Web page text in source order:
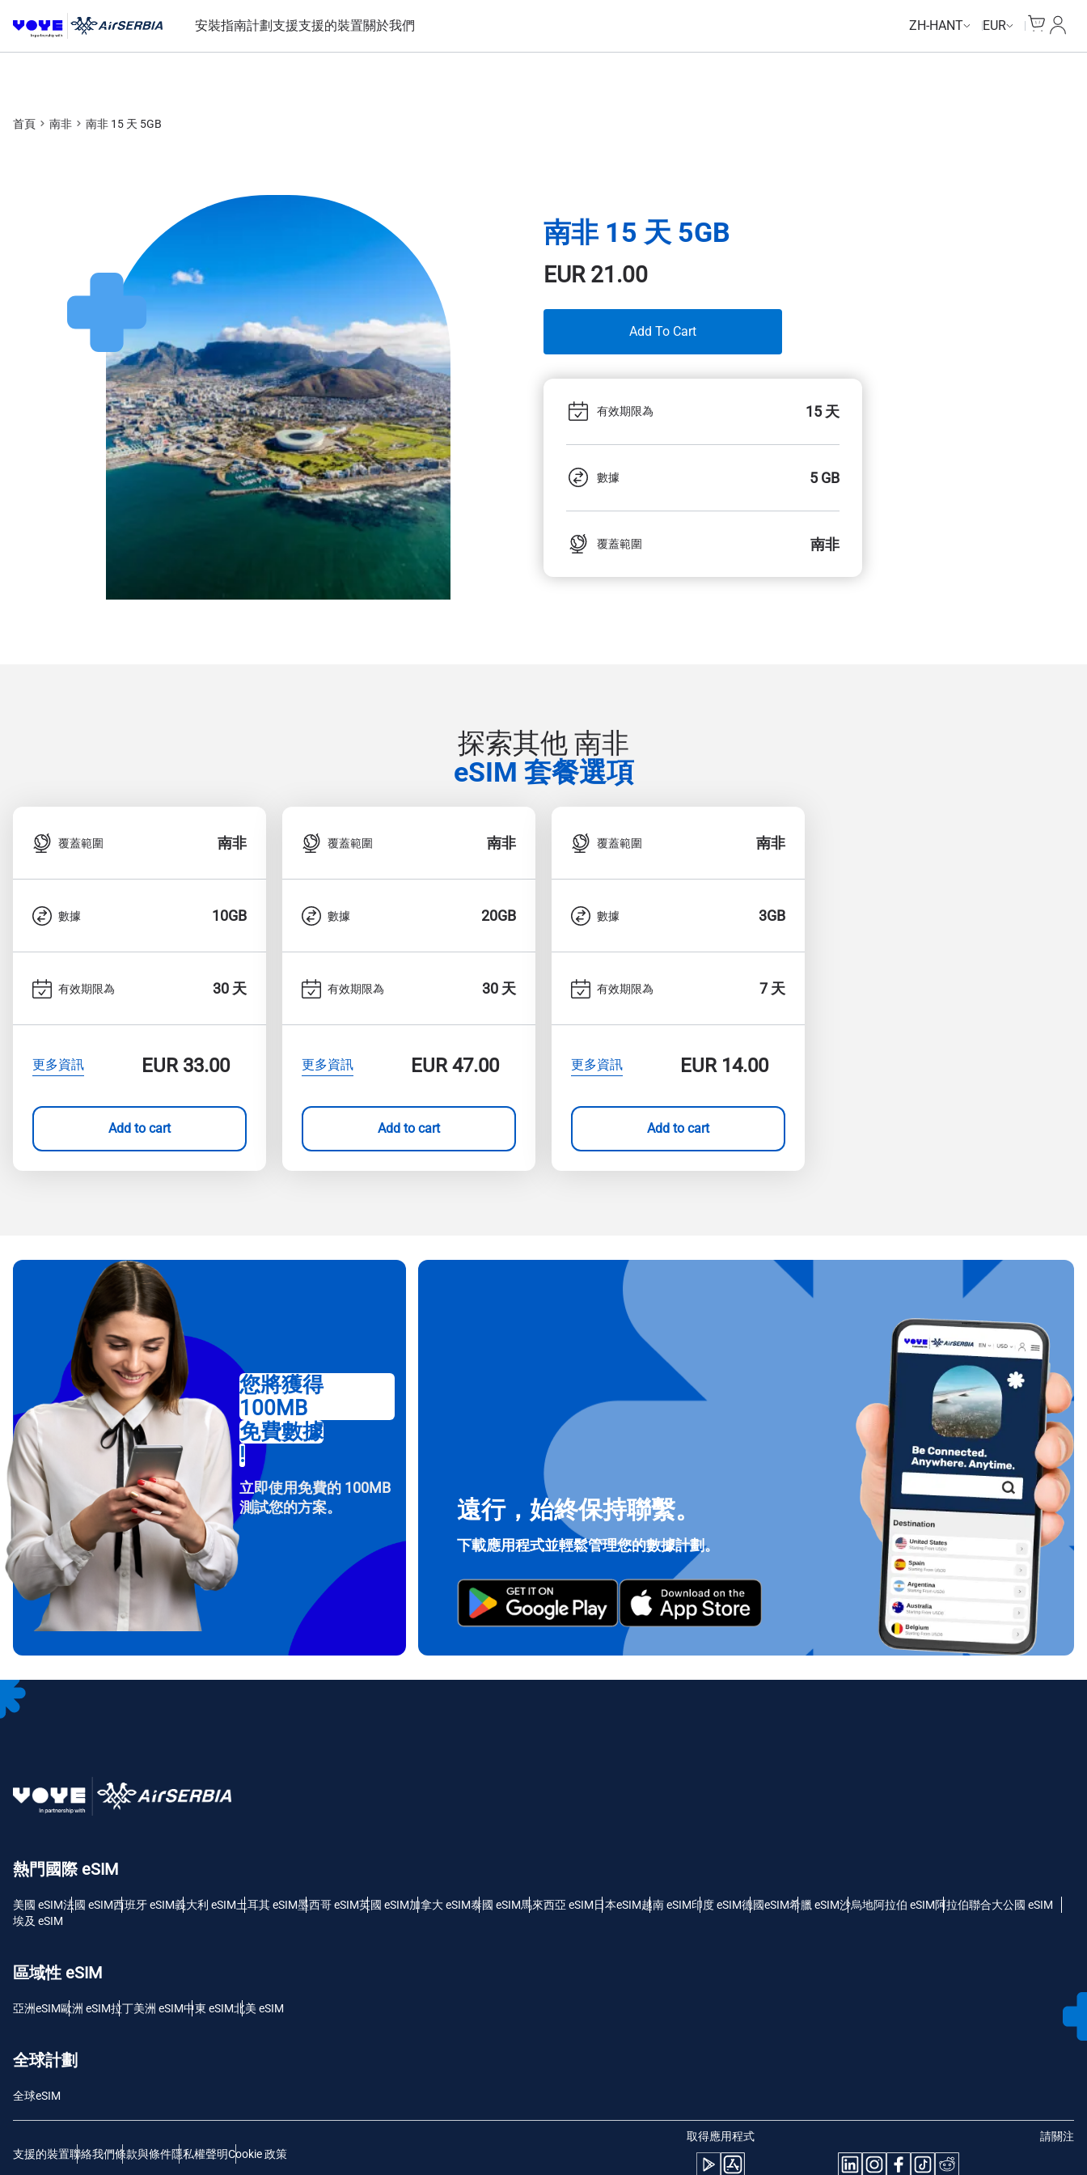
安裝指南計劃支援支援的裝置關於我們 ZH-HANT EUR
我的
首頁 南非 南非 15 天 5GB
南非 15 天 5GB
EUR21.00
Add To Cart
有效期限為 15 天
數據 5 GB
覆蓋範圍 南非
探索其他 南非
eSIM 套餐選項
覆蓋範圍 南非
數據 10GB
有效期限為 30 天
更多資訊 EUR33.00
Add to cart
覆蓋範圍 南非
數據 20GB
有效期限為 30 天
更多資訊 EUR47.00
Add to cart
覆蓋範圍 南非
數據 3GB
有效期限為 7 天
更多資訊 EUR14.00
Add to cart
How do I get my eSim?
To get your eSIM, start by checking if your device supports eSIM technology.
Then, contact your mobile carrier to request an eSIM activation. They will
provide you with a QR code or activation details that you can scan or enter
in your device settings. Once activated, you can enjoy the benefits of eSIM
without needing a physical SIM card!
您將獲得
100MB
免費數據
!
立即使用免費的 100MB
測試您的方案。
遠行，始終保持聯繫。
下載應用程式並輕鬆管理您的數據計劃。
熱門國際 eSIM
美國 eSIM法國 eSIM西班牙 eSIM義大利 eSIM土耳其 eSIM墨西哥 eSIM英國 eSIM加拿大 eSIM泰國 eSIM馬來西亞 eSIM日本eSIM越南 eSIM印度 eSIM德國eSIM希臘 eSIM沙烏地阿拉伯 eSIM阿拉伯聯合大公國 eSIM
埃及 eSIM
區域性 eSIM
亞洲eSIM歐洲 eSIM拉丁美洲 eSIM中東 eSIM北美 eSIM
全球計劃
全球eSIM
支援的裝置聯絡我們條款與條件隱私權聲明Cookie 政策
取得應用程式 請關注
登入或註冊
電子郵件